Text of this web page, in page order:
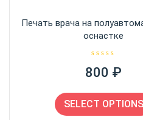
Печать врача на
оснастке
ц
е
к
а
0
и
800 ₽
SELECT OPTIONS